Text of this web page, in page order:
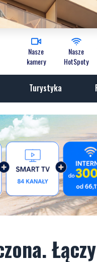
Nasze
kamery
Nasze
HotSpoty
Turystyka